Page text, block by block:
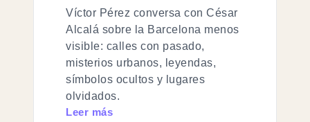
Víctor Pérez conversa con César
Alcalá sobre la Barcelona menos
visible: calles con pasado,
misterios urbanos, leyendas,
símbolos ocultos y lugares
olvidados.
Leer más